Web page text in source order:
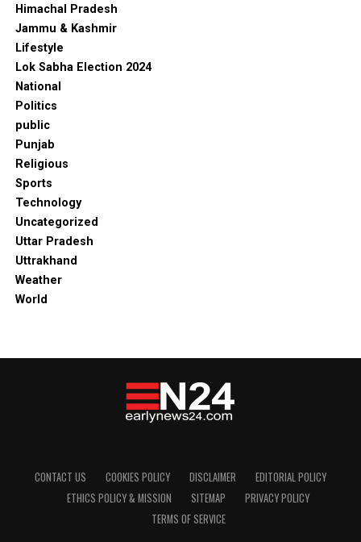
Himachal Pradesh
Jammu & Kashmir
Lifestyle
Lok Sabha Election 2024
National
Politics
public
Punjab
Religious
Sports
Technology
Uncategorized
Uttar Pradesh
Uttrakhand
Weather
World
CONTACT US COOKIES POLICY DISCLAIMER
EDITORIAL POLICY
ETHICS POLICY & MISSION
SITEMAP
PRIVACY POLICY
TERMS OF SERVICE